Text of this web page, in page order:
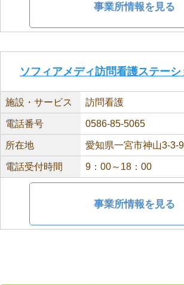
事業所情報を見る
ソフィアメディ訪問看護ステー
施設・サービス 訪問看護
電話番号 0586-85-5065
所在地 愛知県一宮市神山3-3-9
電話受付時間 9：00～18：00
事業所情報を見る